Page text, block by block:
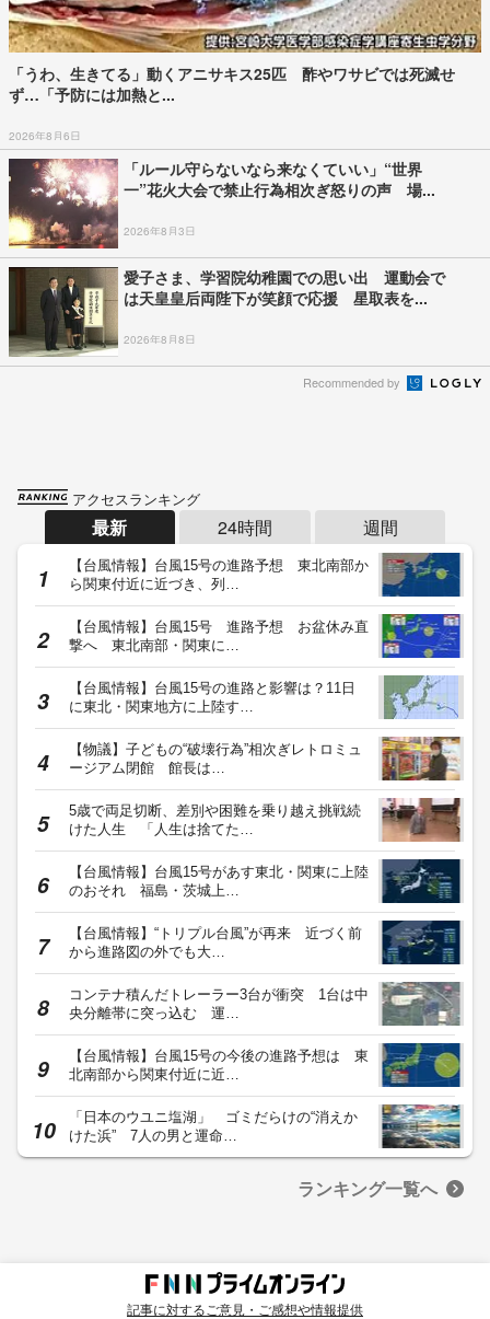
「うわ、生きてる」動くアニサキス25匹 酢やワサビでは死滅せ
ず…「予防には加熱と...
2026年8月6日
「ルール守らないなら来なくていい」“世界
一”花火大会で禁止行為相次ぎ怒りの声 場...
2026年8月3日
愛子さま、学習院幼稚園での思い出 運動会で
は天皇皇后両陛下が笑顔で応援 星取表を...
2026年8月8日
Recommended by
アクセスランキング
最新 24時間 週間
【台風情報】台風15号の進路予想 東北南部か
ら関東付近に近づき、列…
【台風情報】台風15号 進路予想 お盆休み直
撃へ 東北南部・関東に…
【台風情報】台風15号の進路と影響は？11日
に東北・関東地方に上陸す…
【物議】子どもの“破壊行為”相次ぎレトロミュ
ージアム閉館 館長は…
5歳で両足切断、差別や困難を乗り越え挑戦続
けた人生 「人生は捨てた…
【台風情報】台風15号があす東北・関東に上陸
のおそれ 福島・茨城上…
【台風情報】“トリプル台風”が再来 近づく前
から進路図の外でも大…
コンテナ積んだトレーラー3台が衝突 1台は中
央分離帯に突っ込む 運…
【台風情報】台風15号の今後の進路予想は 東
北南部から関東付近に近…
「日本のウユニ塩湖」 ゴミだらけの“消えか
けた浜” 7人の男と運命…
ランキング一覧へ
記事に対するご意見・ご感想や情報提供